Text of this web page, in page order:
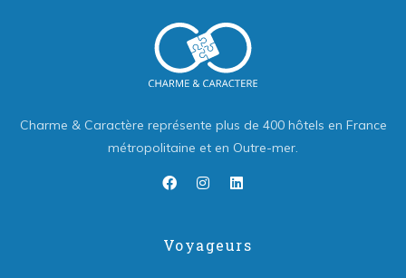
Charme & Caractère représente plus de 400 hôtels en France
métropolitaine et en Outre-mer.
Voyageurs